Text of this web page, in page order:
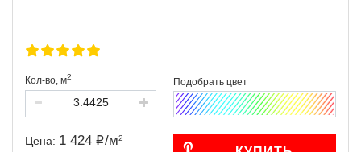
Кол-во, м2
Цена: 1 424 /м2